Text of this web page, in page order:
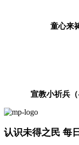
童心来
宣教小祈兵（
认识未得之民 每